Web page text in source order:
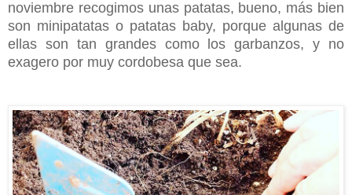
noviembre recogimos unas patatas, bueno, más bien
son minipatatas o patatas baby, porque algunas de
ellas son tan grandes como los garbanzos, y no
exagero por muy cordobesa que sea.